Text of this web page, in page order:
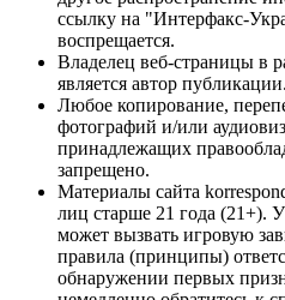
ссылку на "Интерфакс-
воспрещается.
Владелец веб-страницы в
является автор публикации.
Любое копирование,
фотографий и/или
принадлежащих
запрещено.
Материалы сайта
лиц старше 21 года (21+).
может вызвать игровую
правила (принципы)
обнаружении первых